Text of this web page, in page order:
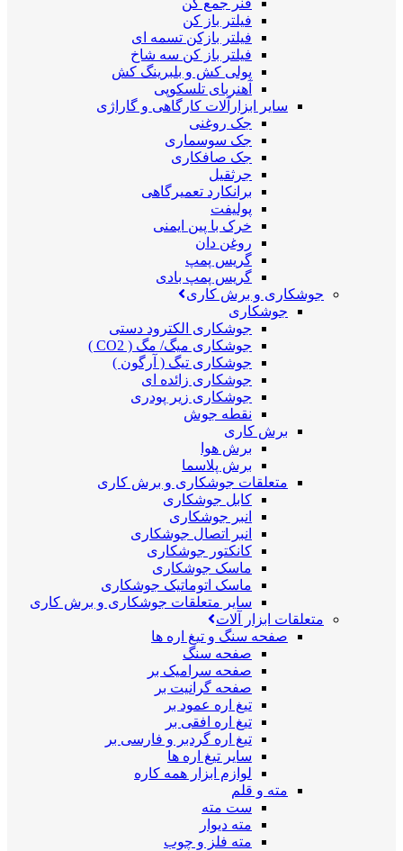
فنر جمع کن
فیلتر باز کن
فیلتر بازکن تسمه ای
فیلتر باز کن سه شاخ
پولی کش و بلبرینگ کش
آهنربای تلسکوپی
سایر ابزارآلات کارگاهی و گاراژی
جک روغنی
جک سوسماری
جک صافکاری
جرثقیل
برانکارد تعمیرگاهی
پولیفت
خرک با پین ایمنی
روغن دان
گریس پمپ
گریس پمپ بادی
جوشکاری و برش کاری
جوشکاری
جوشکاری الکترود دستی
جوشکاری میگ/ مگ ( CO2 )
جوشکاری تیگ ( آرگون )
جوشکاری زائده ای
جوشکاری زیر پودری
نقطه جوش
برش کاری
برش هوا
برش پلاسما
متعلقات جوشکاری و برش کاری
کابل جوشکاری
انبر جوشکاری
انبر اتصال جوشکاری
کانکتور جوشکاری
ماسک جوشکاری
ماسک اتوماتیک جوشکاری
سایر متعلقات جوشکاری و برش کاری
متعلقات ابزار آلات
صفحه سنگ و تیغ اره ها
صفحه سنگ
صفحه سرامیک بر
صفحه گرانیت بر
تیغ اره عمود بر
تیغ اره افقی بر
تیغ اره گردبر و فارسی بر
سایر تیغ اره ها
لوازم ابزار همه کاره
مته و قلم
ست مته
مته دیوار
مته فلز و چوب